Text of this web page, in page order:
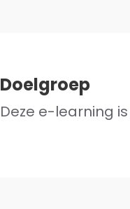
Doelgroep
Deze e-learning